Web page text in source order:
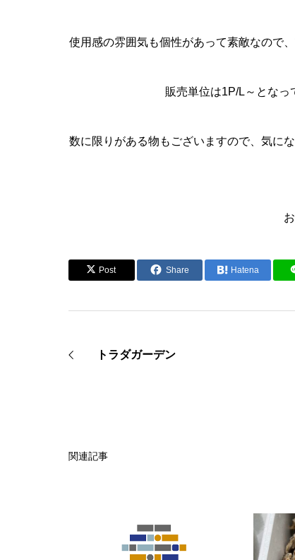
使用感の雰囲気も個性があって素敵なので
販売単位は1P/L～となっ
数に限りがある物もございますので、気に
Post Share Hatena
トラダガーデン
関連記事